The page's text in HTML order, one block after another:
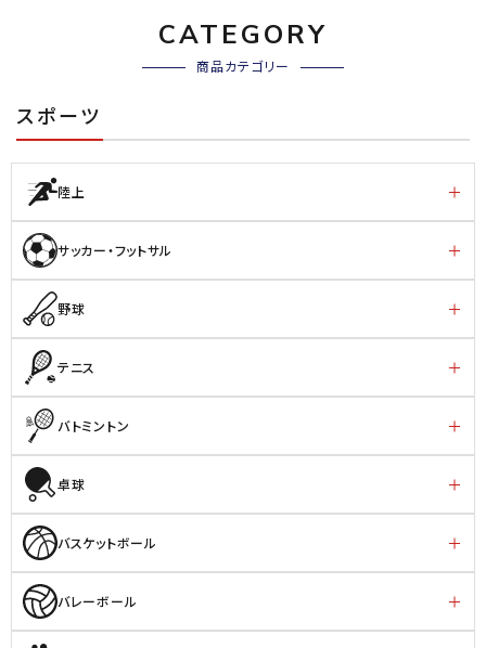
CATEGORY
商品カテゴリー
スポーツ
陸上
サッカー・フットサル
野球
テニス
バトミントン
卓球
バスケットボール
バレーボール